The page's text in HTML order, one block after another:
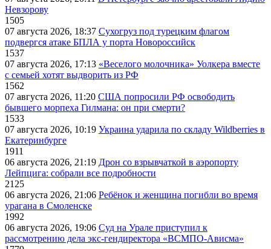
Невзорову
1505
07 августа 2026, 18:37 Сухогруз под турецким флагом
подвергся атаке БПЛА у порта Новороссийск
1537
07 августа 2026, 17:13 «Веселого молочника» Уолкера вместе
с семьей хотят выдворить из РФ
1562
07 августа 2026, 11:20 США попросили РФ освободить
бывшего морпеха Гилмана: он при смерти?
1533
07 августа 2026, 10:19 Украина ударила по складу Wildberries в
Екатеринбурге
1911
06 августа 2026, 21:19 Дрон со взрывчаткой в аэропорту
Лейпцига: собрали все подробности
2125
06 августа 2026, 21:06 Ребёнок и женщина погибли во время
урагана в Смоленске
1992
06 августа 2026, 19:06 Суд на Урале приступил к
рассмотрению дела экс-гендиректора «ВСМПО-Ависма»